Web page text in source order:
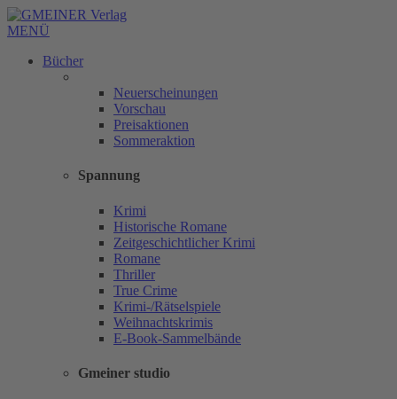
MENÜ
Bücher
Neuerscheinungen
Vorschau
Preisaktionen
Sommeraktion
Spannung
Krimi
Historische Romane
Zeitgeschichtlicher Krimi
Romane
Thriller
True Crime
Krimi-/Rätselspiele
Weihnachtskrimis
E-Book-Sammelbände
Gmeiner studio